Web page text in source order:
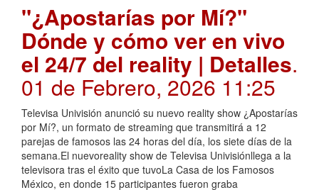
"¿Apostarías por Mí?"
Dónde y cómo ver en vivo
el 24/7 del reality | Detalles.
01 de Febrero, 2026 11:25
Televisa Univisión anunció su nuevo reality show ¿Apostarías
por Mí?, un formato de streaming que transmitirá a 12
parejas de famosos las 24 horas del día, los siete días de la
semana.El nuevoreality show de Televisa Univisiónllega a la
televisora tras el éxito que tuvoLa Casa de los Famosos
México, en donde 15 participantes fueron graba